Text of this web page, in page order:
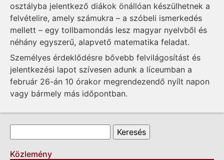
osztályba jelentkező diákok önállóan készülhetnek a
felvételire, amely számukra – a szóbeli ismerkedés
mellett – egy tollbamondás lesz magyar nyelvből és
néhány egyszerű, alapvető matematika feladat.
Személyes érdeklődésre bővebb felvilágosítást és
jelentkezési lapot szívesen adunk a líceumban a
február 26-án 10 órakor megrendezendő nyílt napon
vagy bármely más időpontban.
Keresés űrlap
Közlemény